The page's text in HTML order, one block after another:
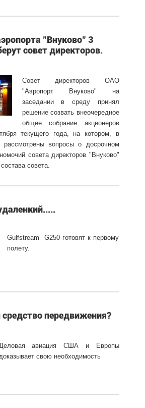
"Внуково" 3
совет директоров.
Совет директоров ОАО
"Аэропорт Внуково" на
заседании в среду принял
решение созвать внеочередное
общее собрание акционеров
текущего года, на котором, в
рассмотрены вопросы о досрочном
совета директоров "Внуково"
совета.
Gulfstream G250 готовят к первому
полету.
передвижения?
Деловая авиация США и Европы
доказывает свою необходимость